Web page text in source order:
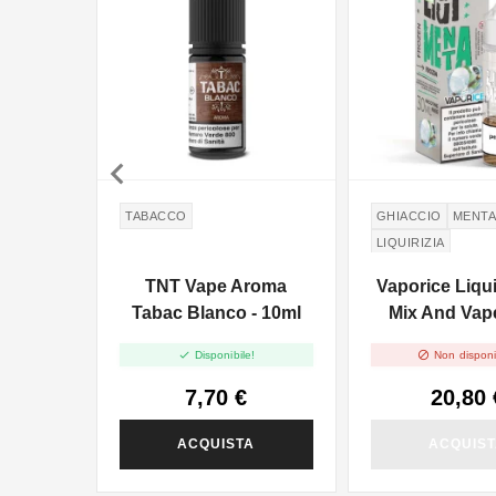
TABACCO
TNT Vape Aroma
Tabac Blanco - 10ml
 Disponibile!
7,70 €
ACQUISTA
GHIACCIO
MENTA
LIQUIRIZIA
Vaporice
Mix And
 Non
20,80
